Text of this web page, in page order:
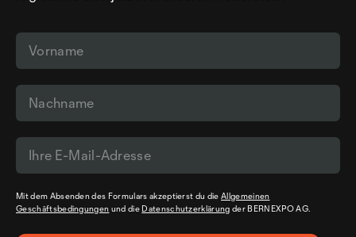
Mit dem Absenden des Formulars akzeptierst du dieAllgemeinen
Geschäftsbedingungen und die Datenschutzerklärung der BERNEXPO AG.